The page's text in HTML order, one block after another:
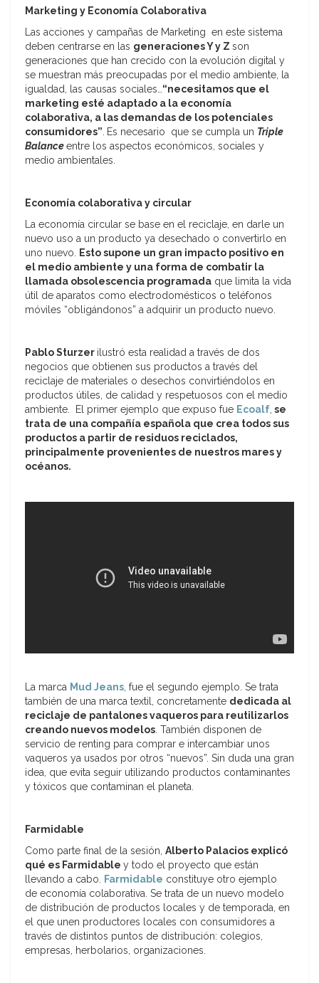
Marketing y Economía Colaborativa
Las acciones y campañas de Marketing en este sistema
deben centrarse en las generaciones Y y Z son
generaciones que han crecido con la evolución digital y
se muestran más preocupadas por el medio ambiente, la
igualdad, las causas sociales…“necesitamos que el
marketing esté adaptado a la economía
colaborativa, a las demandas de los potenciales
consumidores”. Es necesario que se cumpla un Triple
Balanceentre los aspectos económicos, sociales y
medio ambientales.
Economía colaborativa y circular
La economía circular se base en el reciclaje, en darle un
nuevo uso a un producto ya desechado o convertirlo en
uno nuevo. Esto supone un gran impacto positivo en
el medio ambiente y una forma de combatir la
llamada obsolescencia programada que limita la vida
útil de aparatos como electrodomésticos o teléfonos
móviles “obligándonos” a adquirir un producto nuevo.
Pablo Sturzer ilustró esta realidad a través de dos
negocios que obtienen sus productos a través del
reciclaje de materiales o desechos convirtiéndolos en
productos útiles, de calidad y respetuosos con el medio
ambiente. El primer ejemplo que expuso fue Ecoalf, se
trata de una compañía española que crea todos sus
productos a partir de residuos reciclados,
principalmente provenientes de nuestros mares y
océanos.
La marca Mud Jeans , fue el segundo ejemplo. Se trata
también de una marca textil, concretamente dedicada al
reciclaje de pantalones vaqueros para reutilizarlos
creando nuevos modelos . También disponen de
servicio de renting para comprar e intercambiar unos
vaqueros ya usados por otros “nuevos”. Sin duda una gran
idea, que evita seguir utilizando productos contaminantes
y tóxicos que contaminan el planeta.
Farmidable
Como parte final de la sesión, Alberto Palacios explicó
qué es Farmidable y todo el proyecto que están
llevando a cabo.
Farmidable constituye otro ejemplo
de economía colaborativa. Se trata de un nuevo modelo
de distribución de productos locales y de temporada, en
el que unen productores locales con consumidores a
través de distintos puntos de distribución: colegios,
empresas, herbolarios, organizaciones.